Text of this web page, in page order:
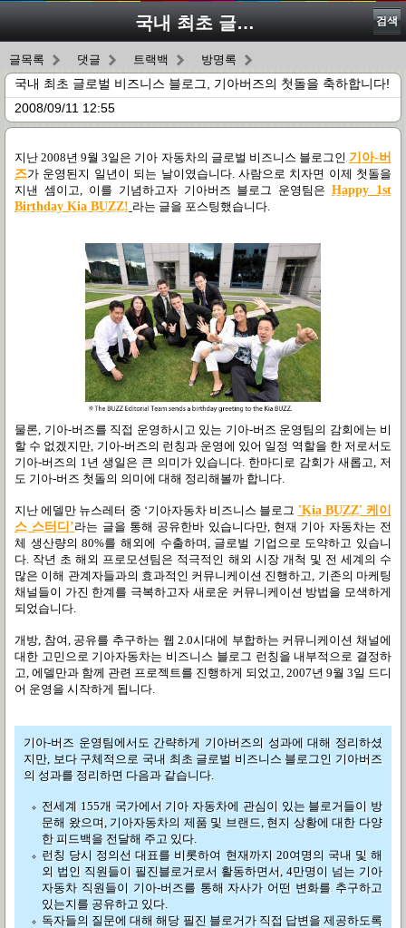
국내 최초 글로벌 비즈니스 블로그, 기아버즈의 첫돌을 축하합니다! 검색
글목록 댓글 트랙백 방명록
국내 최초 글로벌 비즈니스 블로그, 기아버즈의 첫돌을 축하합니다!
2008/09/11 12:55
지난 2008년 9월 3일은 기아 자동차의 글로벌 비즈니스 블로그인 기아-버
즈가 운영된지 일년이 되는 날이였습니다. 사람으로 치자면 이제 첫돌을
지낸 셈이고, 이를 기념하고자 기아버즈 블로그 운영팀은Happy 1st
Birthday Kia BUZZ! 라는 글을 포스팅했습니다.
물론, 기아-버즈를 직접 운영하시고 있는 기아-버즈 운영팀의 감회에는 비
할 수 없겠지만, 기아-버즈의 런칭과 운영에 있어 일정 역할을 한 저로서도
기아-버즈의 1년 생일은 큰 의미가 있습니다. 한마디로 감회가 새롭고, 저
도 기아-버즈 첫돌의 의미에 대해 정리해볼까 합니다.
지난 에델만 뉴스레터 중 ‘기아자동차 비즈니스 블로그 'Kia BUZZ' 케이
스 스터디’라는 글을 통해 공유한바 있습니다만, 현재 기아 자동차는 전
체 생산량의 80%를 해외에 수출하며, 글로벌 기업으로 도약하고 있습니
다. 작년 초 해외 프로모션팀은 적극적인 해외 시장 개척 및 전 세계의 수
많은 이해 관계자들과의 효과적인 커뮤니케이션 진행하고, 기존의 마케팅
채널들이 가진 한계를 극복하고자 새로운 커뮤니케이션 방법을 모색하게
되었습니다.
개방, 참여, 공유를 추구하는 웹 2.0시대에 부합하는 커뮤니케이션 채널에
대한 고민으로 기아자동차는 비즈니스 블로그 런칭을 내부적으로 결정하
고, 에델만과 함께 관련 프로젝트를 진행하게 되었고, 2007년 9월 3일 드디
어 운영을 시작하게 됩니다.
기아-버즈 운영팀에서도 간략하게 기아버즈의 성과에 대해 정리하셨
지만, 보다 구체적으로 국내 최초 글로벌 비즈니스 블로그인 기아버즈
의 성과를 정리하면 다음과 같습니다.
전세계 155개 국가에서 기아 자동차에 관심이 있는 블로거들이 방
문해 왔으며, 기아자동차의 제품 및 브랜드, 현지 상황에 대한 다양
한 피드백을 전달해 주고 있다.
런칭 당시 정의선 대표를 비롯하여 현재까지 20여명의 국내 및 해
외 법인 직원들이 필진블로거로서 활동하면서, 4만명이 넘는 기아
자동차 직원들이 기아-버즈를 통해 자사가 어떤 변화를 추구하고
있는지를 공유하고 있다.
독자들의 질문에 대해 해당 필진 블로거가 직접 답변을 제공하도록